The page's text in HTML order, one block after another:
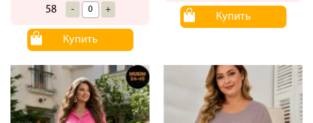
58 - +
Купить
Купить